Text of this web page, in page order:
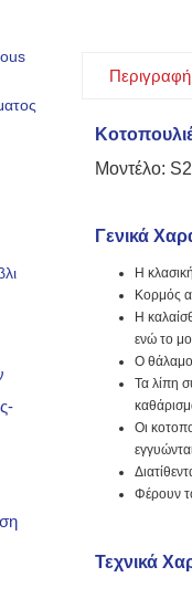
Περιγραφή
Μοντέλο: S2
Γενικά
Η
Κορμός
Η
ενώ το
Ο
Τα λίπη
Οι
Φέρουν
Τεχνικά